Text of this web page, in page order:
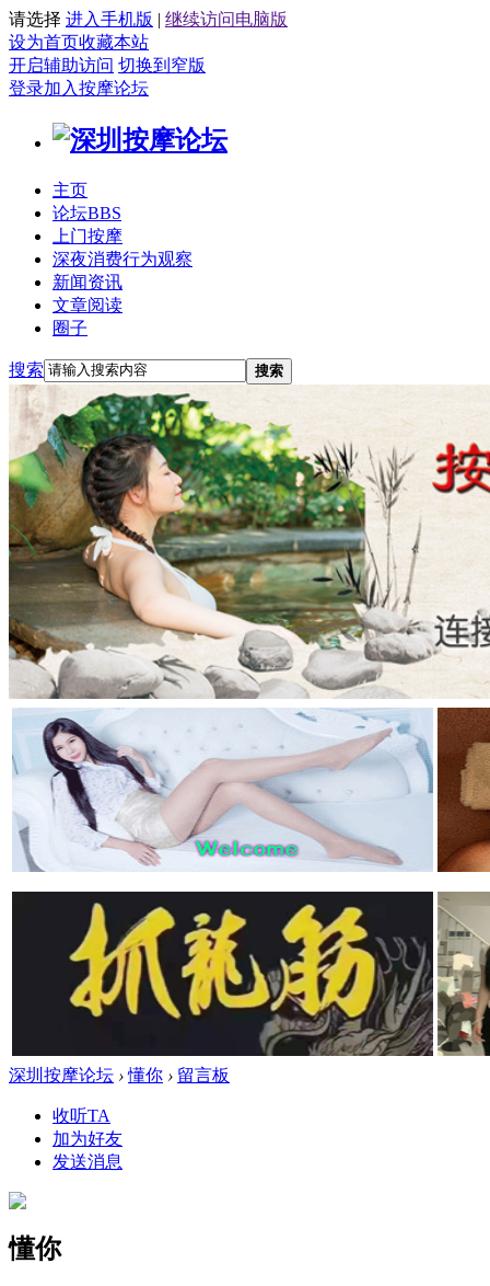
请选择 进入手机版 | 继续访问电脑版
设为首页收藏本站
开启辅助访问 切换到窄版
登录加入按摩论坛
主页
论坛BBS
上门按摩
深夜消费行为观察
新闻资讯
文章阅读
圈子
搜索 搜索
深圳按摩论坛 › 懂你 › 留言板
收听TA
加为好友
发送消息
懂你